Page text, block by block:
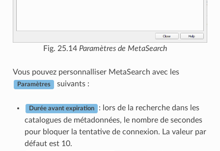
Fig. 25.14 Paramètres de MetaSearch
Vous pouvez personnalliser MetaSearch avec les
Paramètres suivants :
Durée avant expiration
: lors de la recherche dans les
catalogues de métadonnées, le nombre de secondes
pour bloquer la tentative de connexion. La valeur par
défaut est 10.